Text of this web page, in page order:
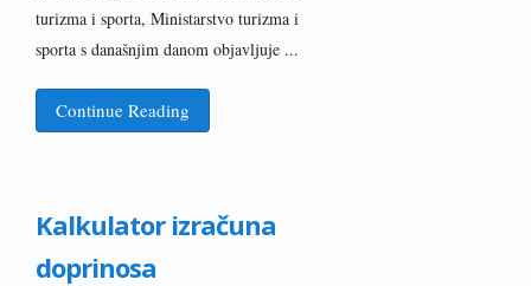
turizma i sporta, Ministarstvo turizma i
sporta s današnjim danom objavljuje ...
Continue Reading
Kalkulator izračuna
doprinosa